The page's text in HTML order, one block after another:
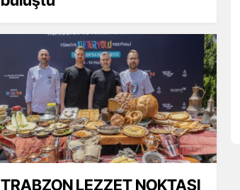
TRABZON LEZZET NOKTASI